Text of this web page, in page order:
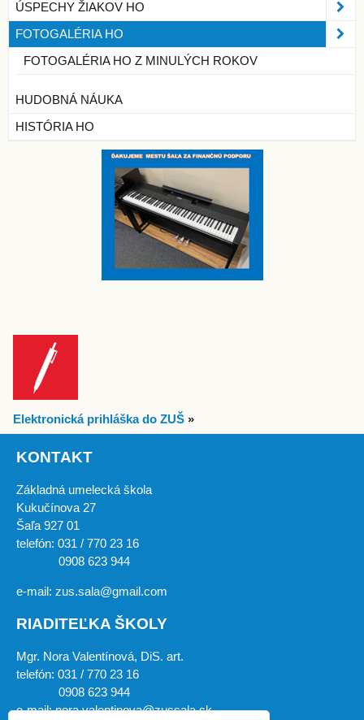
ÚSPECHY ŽIAKOV HO
FOTOGALÉRIA HO
FOTOGALÉRIA HO Z MINULÝCH ROKOV
HUDOBNÁ NÁUKA
HISTÓRIA HO
Elektronická prihláška do ZUŠ »
KONTAKT
Základná umelecká škola
Kukučínova 27
Šaľa 927 01
telefón: 031 / 770 23 16
0908 623 944
e-mail: zus.sala@gmail.com
RIADITEĽKA ŠKOLY
Mgr. Nora Valentínová, DiS. art.
telefón: 031 / 770 23 16
0908 623 944
e-mail: nora.valentinova@zussala.sk